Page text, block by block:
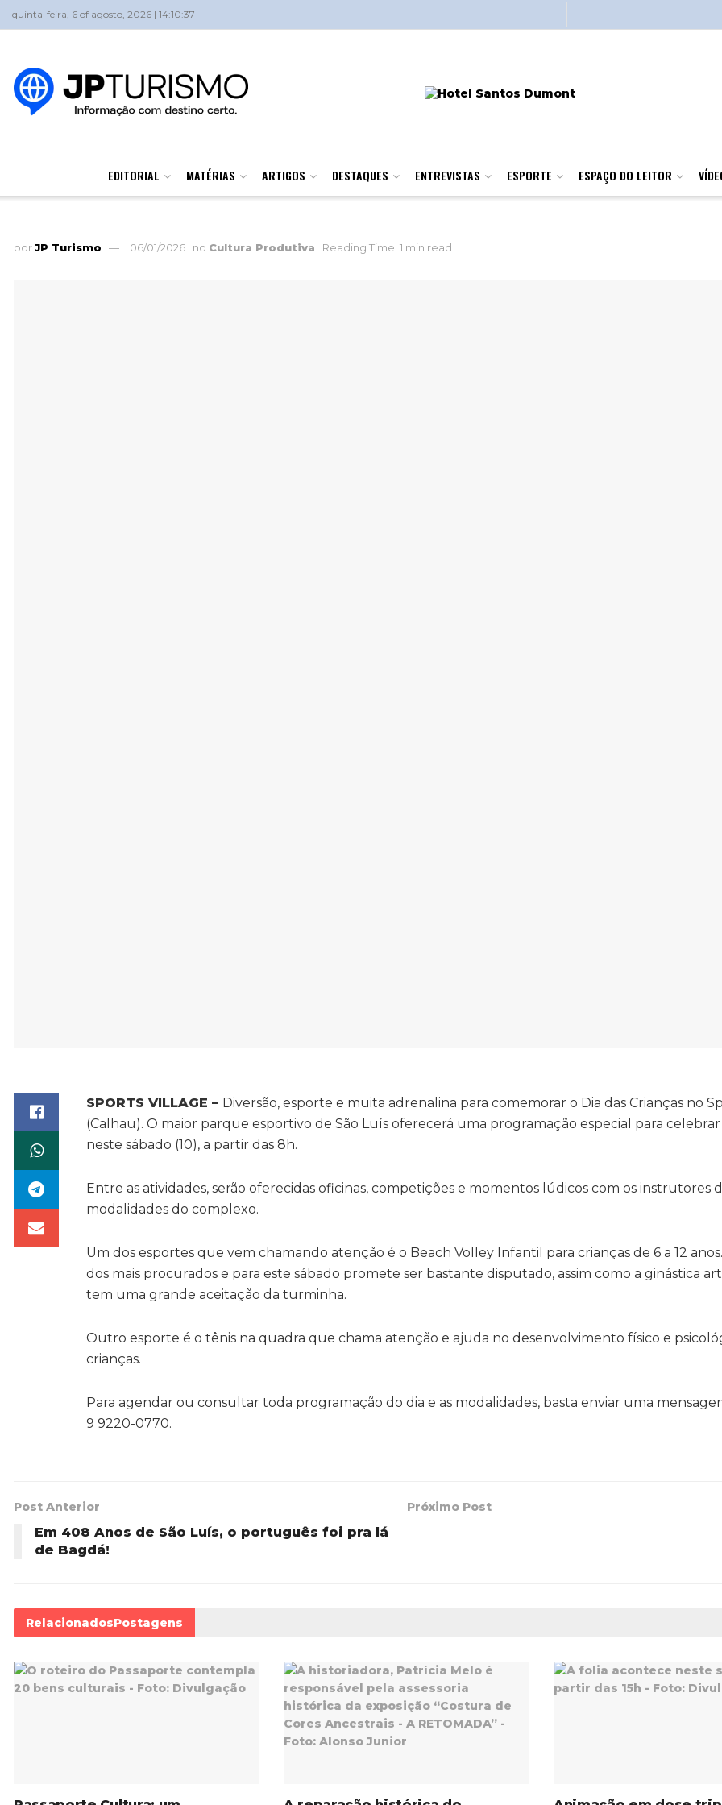
quinta-feira, 6 of agosto, 2026 | 14:10:37
EDITORIAL MATÉRIAS ARTIGOS DESTAQUES ENTREVISTAS ESPORTE ESPAÇO DO LEITOR
porJP Turismo 06/01/2026 no Cultura Produtiva Reading Time: 1 min read
SPORTS VILLAGE – Diversão, esporte e muita adrenalina para comemorar o Dia das Crianças no
(Calhau). O maior parque esportivo de São Luís oferecerá uma programação especial para celebrar
neste sábado (10), a partir das 8h.
Entre as atividades, serão oferecidas oficinas, competições e momentos lúdicos com os instrutores
modalidades do complexo.
Um dos esportes que vem chamando atenção é o Beach Volley Infantil para crianças de 6 a 12
dos mais procurados e para este sábado promete ser bastante disputado, assim como a ginástica
tem uma grande aceitação da turminha.
Outro esporte é o tênis na quadra que chama atenção e ajuda no desenvolvimento físico e
crianças.
Para agendar ou consultar toda programação do dia e as modalidades, basta enviar uma
9 9220-0770.
Post Anterior
Em 408 Anos de São Luís, o português foi pra lá
de Bagdá!
Próximo Post
RelacionadosPostagens